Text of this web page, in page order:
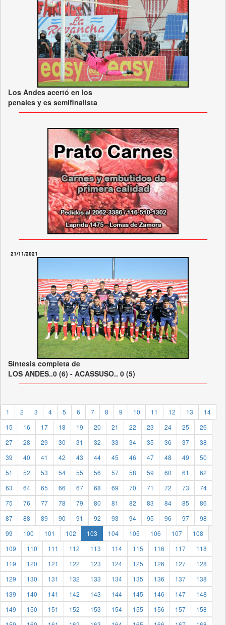
Los Andes acertó en los
penales y es semifinalista
21/11/2021
Síntesis completa de
LOS ANDES..0 (6) - ACASSUSO.. 0 (5)
1 2 3 4 5 6 7 8 9 10 11 12 13
14
15
16 17 18 19 20 21 22 23 24 25
26
27
28 29 30 31 32 33 34 35 36 37
38
39
40 41 42 43 44 45 46 47 48 49
50
51
52 53 54 55 56 57 58 59 60 61
62
63
64 65 66 67 68 69 70 71 72 73
74
75
76 77 78 79 80 81 82 83 84 85
86
87
88 89 90 91 92 93 94 95 96 97
98
99
100 101 102 103 104 105 106 107
108
109
110 111 112 113 114 115 116 117
118
119
120 121 122 123 124 125 126 127
128
129
130 131 132 133 134 135 136 137
138
139
140 141 142 143 144 145 146 147
148
149
150 151 152 153 154 155 156 157
158